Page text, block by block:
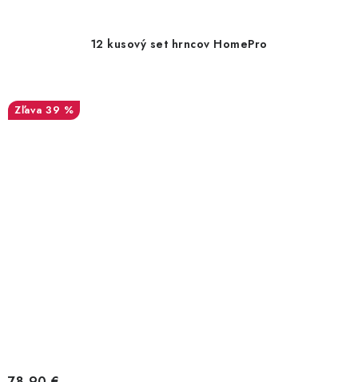
12 kusový set hrncov HomePro
39 %